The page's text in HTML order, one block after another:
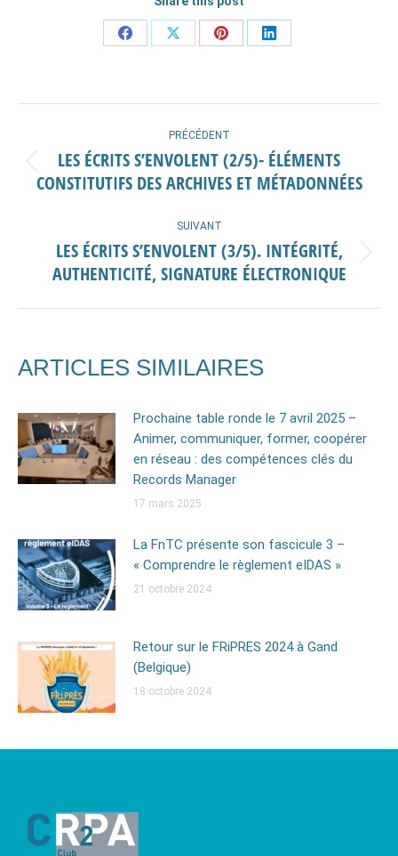
PartagerPartagerPartagerPartager
NAVIGATION
ARTICLE
PRÉCÉDENT
Article
précédent
LES ÉCRITS S’ENVOLENT (2/5)- ÉLÉMENTS
CONSTITUTIFS DES ARCHIVES ET MÉTADONNÉES
SUIVANT
Article
suivant
LES ÉCRITS S’ENVOLENT (3/5). INTÉGRITÉ,
AUTHENTICITÉ, SIGNATURE ÉLECTRONIQUE
ARTICLES SIMILAIRES
Prochaine table ronde le 7 avril 2025 –
Animer, communiquer, former, coopérer
en réseau : des compétences clés du
Records Manager
17 mars 2025
La FnTC présente son fascicule 3 –
« Comprendre le règlement eIDAS »
21 octobre 2024
Retour sur le FRiPRES 2024 à Gand
(Belgique)
18 octobre 2024